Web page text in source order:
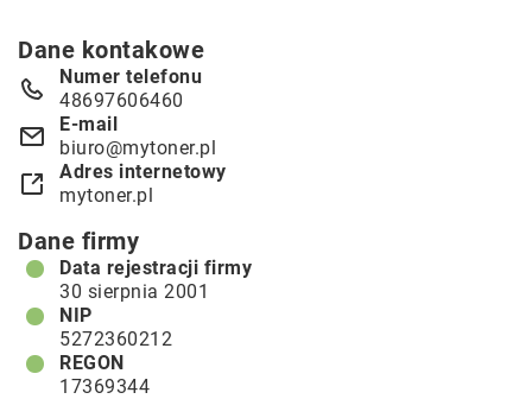
Dane kontakowe
Numer telefonu
48697606460
E-mail
biuro@mytoner.pl
Adres internetowy
mytoner.pl
Dane firmy
Data rejestracji firmy
30 sierpnia 2001
NIP
5272360212
REGON
17369344